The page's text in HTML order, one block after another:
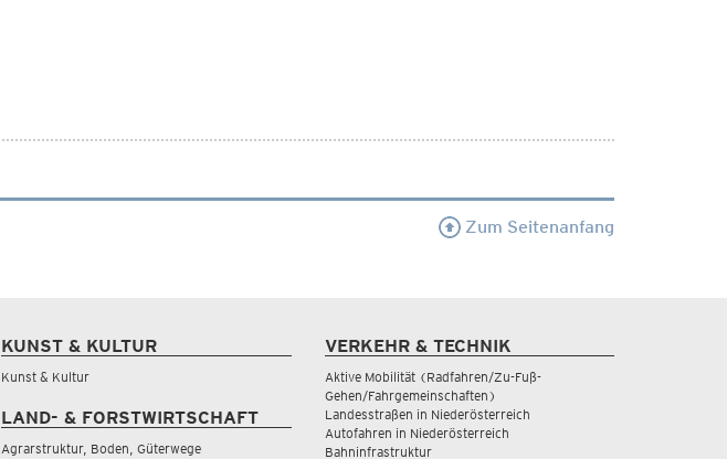
Zum Seitenanfang
KUNST & KULTUR
Kunst & Kultur
LAND- & FORSTWIRTSCHAFT
Agrarstruktur, Boden, Güterwege
VERKEHR & TECHNIK
Aktive Mobilität (Radfahren/Zu-Fuß-
Gehen/Fahrgemeinschaften)
Landesstraßen in Niederösterreich
Autofahren in Niederösterreich
Bahninfrastruktur